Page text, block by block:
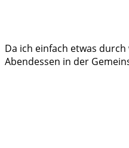
Da ich einfach etwas
Abendessen in der